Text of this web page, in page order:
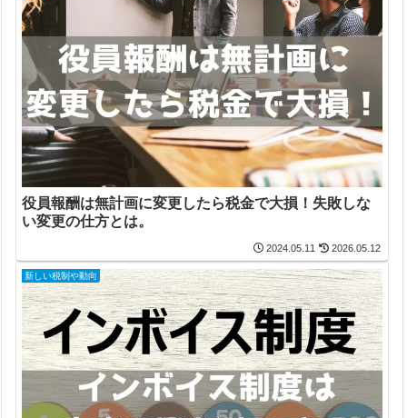
役員報酬は無計画に変更したら税金で大損！失敗しな
い変更の仕方とは。
2024.05.11 2026.05.12
新しい税制や動向